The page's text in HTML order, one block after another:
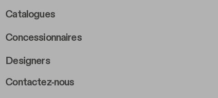
Catalogues
Concessionnaires
Designers
Footer Right 2
Contactez-nous